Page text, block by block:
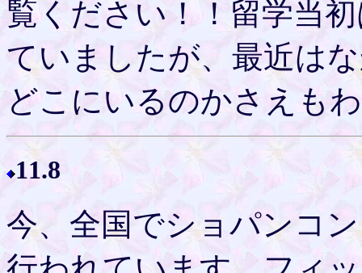
覧ください！！留学当
ていましたが、最近は
どこにいるのかさえも
11.8
今、全国でショパンコ